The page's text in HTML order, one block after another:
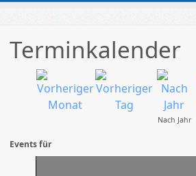
Terminkalender
Nach Jahr
Events für